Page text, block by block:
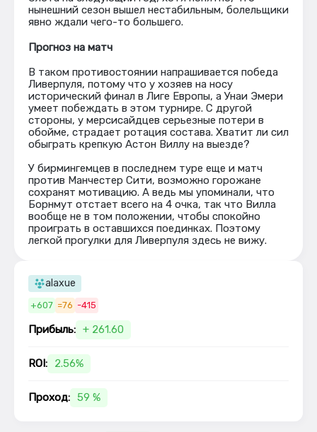
нынешний сезон вышел нестабильным, болельщики
явно ждали чего-то большего.
Прогноз на матч
В таком противостоянии напрашивается победа
Ливерпуля, потому что у хозяев на носу
исторический финал в Лиге Европы, а Унаи Эмери
умеет побеждать в этом турнире. С другой
стороны, у мерсисайдцев серьезные потери в
обойме, страдает ротация состава. Хватит ли сил
обыграть крепкую Астон Виллу на выезде?
У бирмингемцев в последнем туре еще и матч
против Манчестер Сити, возможно горожане
сохранят мотивацию. А ведь мы упоминали, что
Борнмут отстает всего на 4 очка, так что Вилла
вообще не в том положении, чтобы спокойно
проиграть в оставшихся поединках. Поэтому
легкой прогулки для Ливерпуля здесь не вижу.
alaxue
+607 =76 -415
Прибыль: + 261.60
ROI: 2.56%
Проход: 59 %